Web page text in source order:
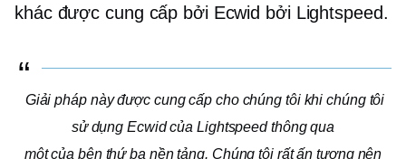
khác được cung cấp bởi Ecwid bởi Lightspeed.
Giải pháp này được cung cấp cho chúng tôi khi chúng tôi
sử dụng Ecwid của Lightspeed thông qua
mộtcủa bên thứ ba nền tảng. Chúng tôi rất ấn tượng nên